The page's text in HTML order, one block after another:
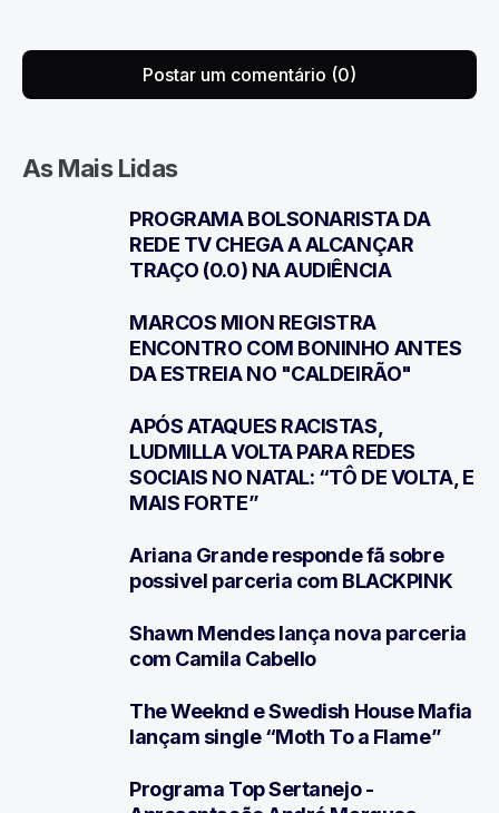
Postar um comentário (0)
As Mais Lidas
PROGRAMA BOLSONARISTA DA
REDE TV CHEGA A ALCANÇAR
TRAÇO (0.0) NA AUDIÊNCIA
MARCOS MION REGISTRA
ENCONTRO COM BONINHO ANTES
DA ESTREIA NO "CALDEIRÃO"
APÓS ATAQUES RACISTAS,
LUDMILLA VOLTA PARA REDES
SOCIAIS NO NATAL: “TÔ DE VOLTA, E
MAIS FORTE”
Ariana Grande responde fã sobre
possivel parceria com BLACKPINK
Shawn Mendes lança nova parceria
com Camila Cabello
The Weeknd e Swedish House Mafia
lançam single “Moth To a Flame”
Programa Top Sertanejo -